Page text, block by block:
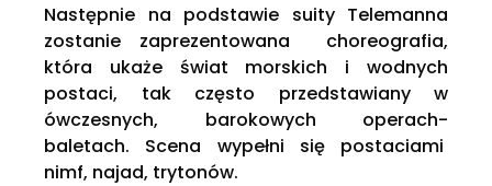
Następnie na podstawie suity Telemanna
zostanie zaprezentowana choreografia,
która ukaże świat morskich i wodnych
postaci, tak często przedstawiany w
ówczesnych, barokowych operach-
baletach. Scena wypełni się postaciami
nimf, najad, trytonów.